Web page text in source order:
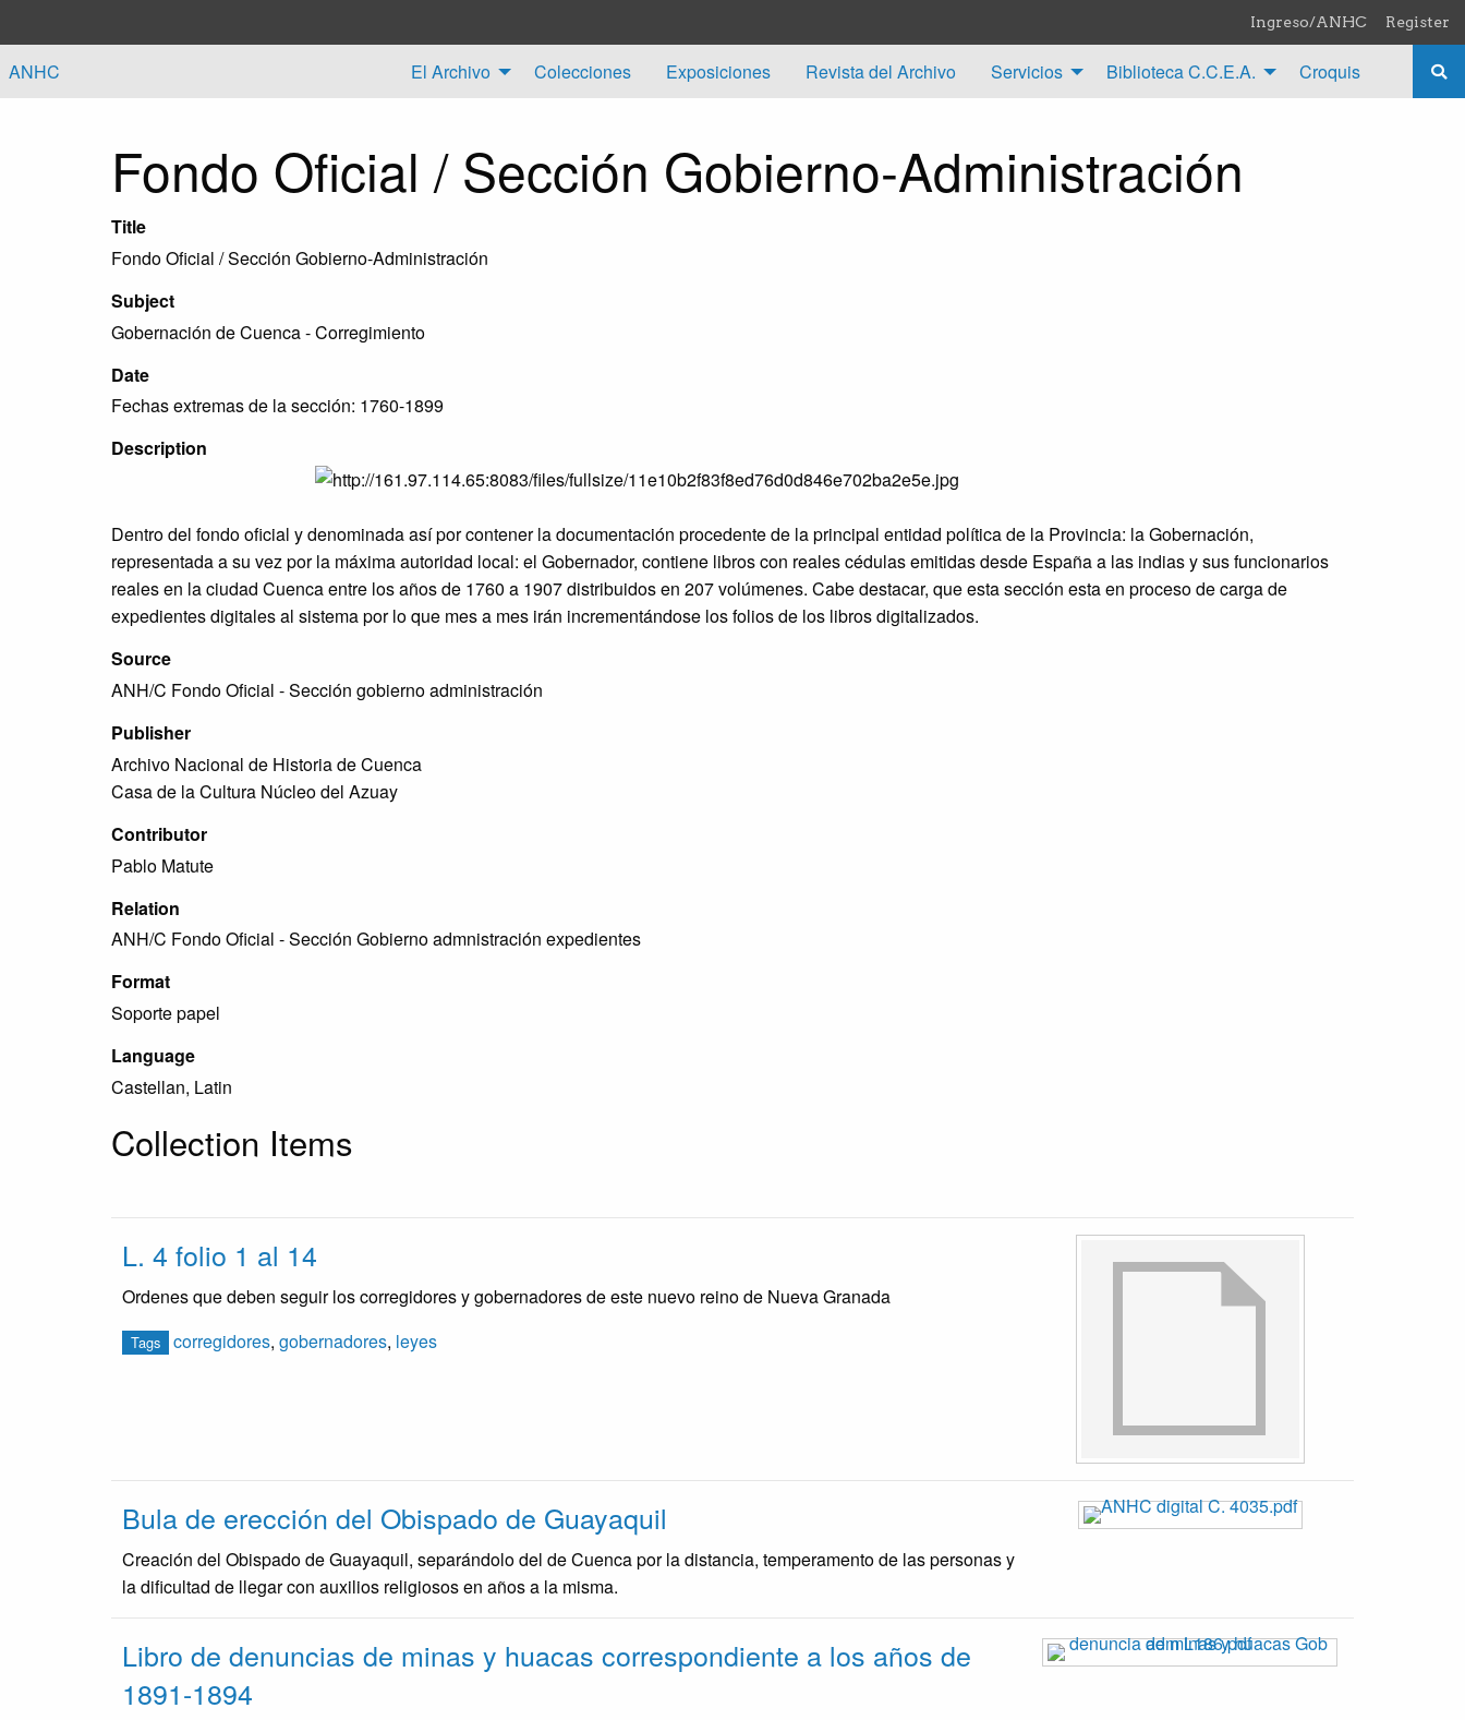
Ingreso/ANHC Register
ANHC El Archivo Colecciones Exposiciones Revista del Archivo Servicios Biblioteca C.C.E.A. Croquis
Fondo Oficial / Sección Gobierno-Administración
Title
Fondo Oficial / Sección Gobierno-Administración
Subject
Gobernación de Cuenca - Corregimiento
Date
Fechas extremas de la sección: 1760-1899
Description
Dentro del fondo oficial y denominada así por contener la documentación procedente de la principal entidad política de la Provincia: la Gobernación,
representada a su vez por la máxima autoridad local: el Gobernador, contiene libros con reales cédulas emitidas desde España a las indias y sus funcionarios
reales en la ciudad Cuenca entre los años de 1760 a 1907 distribuidos en 207 volúmenes. Cabe destacar, que esta sección esta en proceso de carga de
expedientes digitales al sistema por lo que mes a mes irán incrementándose los folios de los libros digitalizados.
Source
ANH/C Fondo Oficial - Sección gobierno administración
Publisher
Archivo Nacional de Historia de Cuenca
Casa de la Cultura Núcleo del Azuay
Contributor
Pablo Matute
Relation
ANH/C Fondo Oficial - Sección Gobierno admnistración expedientes
Format
Soporte papel
Language
Castellan, Latin
Collection Items
L. 4 folio 1 al 14
Ordenes que deben seguir los corregidores y gobernadores de este nuevo reino de Nueva Granada
Tags corregidores, gobernadores, leyes
Bula de erección del Obispado de Guayaquil
Creación del Obispado de Guayaquil, separándolo del de Cuenca por la distancia, temperamento de las personas y
la dificultad de llegar con auxilios religiosos en años a la misma.
Libro de denuncias de minas y huacas correspondiente a los años de
1891-1894